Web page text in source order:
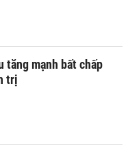
tăng mạnh bất chấp
trị